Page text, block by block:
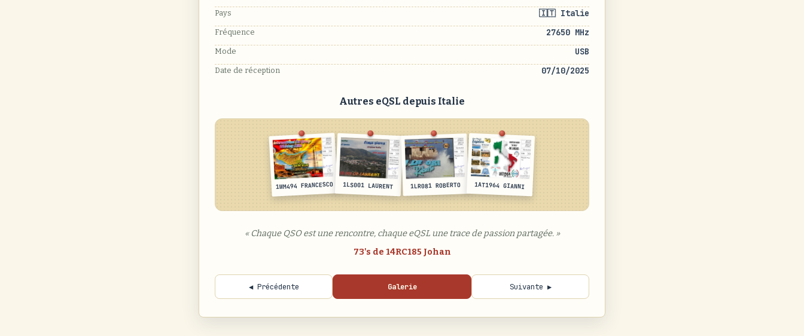
Pays 🇮🇹 Italie
Fréquence 27650 MHz
Mode USB
Date de réception 07/10/2025
Autres eQSL depuis Italie
1WM494 FRANCESCO 1LS001 LAURENT 1LR081 ROBERTO 1AT1964 GIANNI
« Chaque QSO est une rencontre, chaque eQSL une trace de passion partagée. »
73's de 14RC185 Johan
◀ Précédente Galerie Suivante ▶